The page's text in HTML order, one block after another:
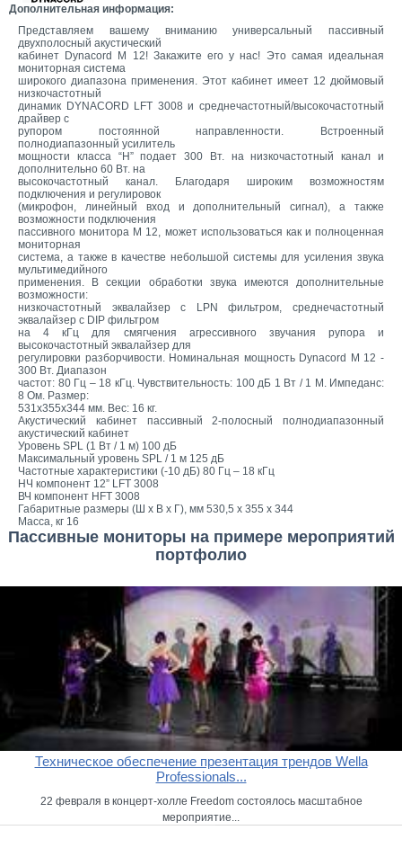
Дополнительная информация:
Представляем вашему вниманию универсальный пассивный
двухполосный акустический
кабинет Dynacord M 12! Закажите его у нас! Это самая идеальная
мониторная система
широкого диапазона применения. Этот кабинет имеет 12 дюймовый
низкочастотный
динамик DYNACORD LFT 3008 и среднечастотный/высокочастотный
драйвер с
рупором постоянной направленности. Встроенный
полнодиапазонный усилитель
мощности класса “H” подает 300 Вт. на низкочастотный канал и
дополнительно 60 Вт. на
высокочастотный канал. Благодаря широким возможностям
подключения и регулировок
(микрофон, линейный вход и дополнительный сигнал), а также
возможности подключения
пассивного монитора M 12, может использоваться как и полноценная
мониторная
система, а также в качестве небольшой системы для усиления звука
мультимедийного
применения. В секции обработки звука имеются дополнительные
возможности:
низкочастотный эквалайзер с LPN фильтром, среднечастотный
эквалайзер с DIP фильтром
на 4 кГц для смягчения агрессивного звучания рупора и
высокочастотный эквалайзер для
регулировки разборчивости. Номинальная мощность Dynacord M 12 -
300 Вт. Диапазон
частот: 80 Гц – 18 кГц. Чувствительность: 100 дБ 1 Вт / 1 М. Импеданс:
8 Ом. Размер:
531x355x344 мм. Вес: 16 кг.
Акустический кабинет пассивный 2-полосный полнодиапазонный
акустический кабинет
Уровень SPL (1 Вт / 1 м) 100 дБ
Максимальный уровень SPL / 1 м 125 дБ
Частотные характеристики (-10 дБ) 80 Гц – 18 кГц
НЧ компонент 12” LFT 3008
ВЧ компонент HFT 3008
Габаритные размеры (Ш х В х Г), мм 530,5 х 355 х 344
Масса, кг 16
Пассивные мониторы на примере мероприятий
портфолио
Техническое обеспечение презентация трендов Wella
Professionals...
22 февраля в концерт-холле Freedom состоялось масштабное
мероприятие...